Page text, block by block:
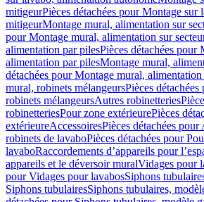
mitigeurPièces détachées pour Montage sur
mitigeurMontage mural, alimentation sur
pour Montage mural, alimentation sur
alimentation par pilesPièces détachées pour
alimentation par pilesMontage mural,
détachées pour Montage mural,
mural, robinets mélangeursPièces
robinets mélangeursAutres robinetteries
robinetteriesPour zone extérieurePièces
extérieureAccessoiresPièces détachées pour
robinets de lavaboPièces détachées pour
lavaboRaccordements d’appareils pour
appareils et le déversoir muralVidages pour
pour Vidages pour lavabosSiphons
Siphons tubulairesSiphons tubulaires,